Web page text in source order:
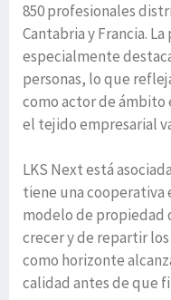
850 profesionales
Cantabria y Francia.
especialmente
personas, lo que
como actor de ámbito
el tejido empresarial
LKS Next está
tiene una cooperativa
modelo de propiedad
crecer y de repartir
como horizonte
calidad antes de que